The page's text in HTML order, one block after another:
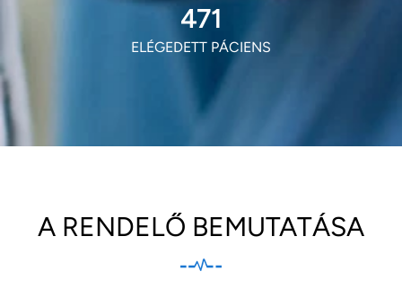
573
ELÉGEDETT PÁCIENS
A RENDELŐ BEMUTATÁSA